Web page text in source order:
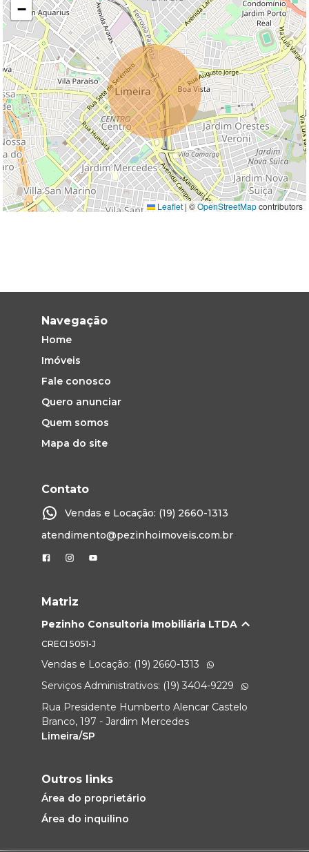
−
Leaflet|©OpenStreetMapcontributors
Navegação
Home
Imóveis
Fale conosco
Quero anunciar
Quem somos
Mapa do site
Contato
Vendas e Locação: (19) 2660-1313
atendimento@pezinhoimoveis.com.br
Matriz
Pezinho Consultoria Imobiliária LTDA
CRECI 5051-J
Vendas e Locação: (19) 2660-1313
Serviços Administrativos: (19) 3404-9229
Rua Presidente Humberto Alencar Castelo
Branco, 197 - Jardim Mercedes
Limeira/SP
Outros links
Área do proprietário
Área do inquilino